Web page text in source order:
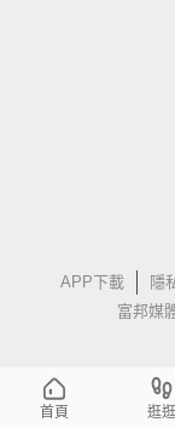
APP下載 隱
富邦媒
首頁 逛逛